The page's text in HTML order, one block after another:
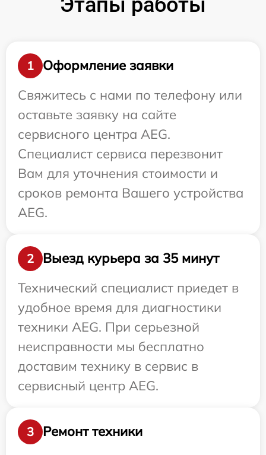
1
Оформление заявки
Свяжитесь с нами по телефону или
оставьте заявку на сайте
сервисного центра AEG.
Специалист сервиса перезвонит
Вам для уточнения стоимости и
сроков ремонта Вашего устройства
AEG.
2
Выезд курьера за 35 минут
Технический специалист приедет в
удобное время для диагностики
техники AEG. При серьезной
неисправности мы бесплатно
доставим технику в сервис в
сервисный центр AEG.
3
Ремонт техники